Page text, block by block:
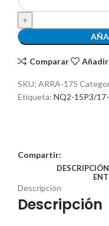
Comparar
SKU: ARRA-175
Etiqueta: NQ2-15P3/
Compartir:
DESCRIPCIÓN
Descripción
Descripción